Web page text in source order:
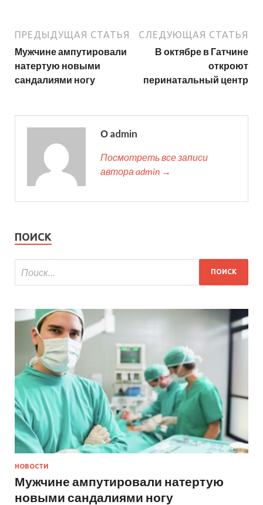
ПРЕДЫДУЩАЯ СТАТЬЯ
Мужчине ампутировали
натертую новыми
сандалиями ногу
СЛЕДУЮЩАЯ СТАТЬЯ
В октябре в Гатчине
откроют
перинатальный центр
О admin
Посмотреть все записи
автора admin →
ПОИСК
НОВОСТИ
Мужчине ампутировали натертую
новыми сандалиями ногу